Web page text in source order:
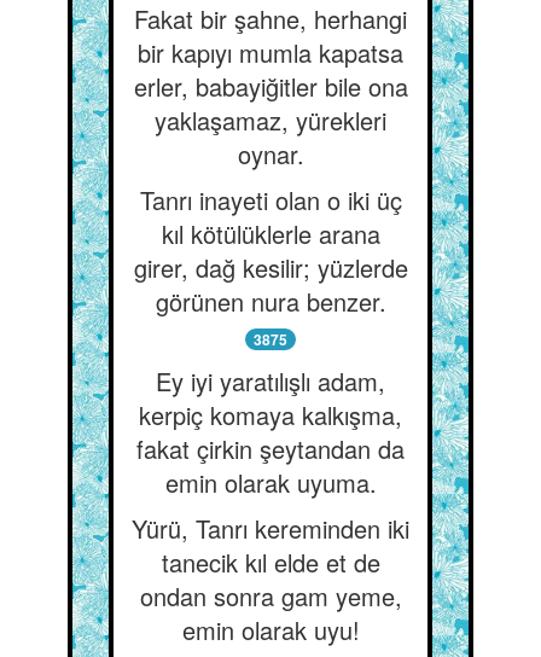
Fakat bir şahne, herhangi
bir kapıyı mumla kapatsa
erler, babayiğitler bile ona
yaklaşamaz, yürekleri
oynar.
Tanrı inayeti olan o iki üç
kıl kötülüklerle arana
girer, dağ kesilir; yüzlerde
görünen nura benzer.
3875
Ey iyi yaratılışlı adam,
kerpiç komaya kalkışma,
fakat çirkin şeytandan da
emin olarak uyuma.
Yürü, Tanrı kereminden iki
tanecik kıl elde et de
ondan sonra gam yeme,
emin olarak uyu!